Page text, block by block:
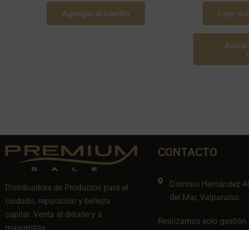
Agregar al carrito Leer
Distribuidora de Productos para el
cuidado, reparación y belleza
capilar. Venta al detalle y a
mayoristas.
CONTACTO
Dionisio Hernández
del Mar, Valparaíso.
Realizamos solo gestión